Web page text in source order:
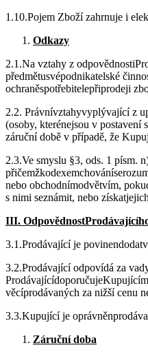
1.10.Pojem Zboží zahrnuje i
Odkazy
2.1.Na vztahy z
předmětusvépodnikatelské
ochraněspotřebitelepřiprodeji
2.2. Právnívztahyvyplývající z
(osoby, kterénejsou v
záruční době v případě, že
2.3.Ve smyslu §3, ods. 1 písm.
nebo obchodnímodvětvím,
s nimi seznámit, nebo
III.
3.1.Prodávající je
3.2.Prodávající odpovídá za
věcíprodávaných za nižší cenu
3.3.Kupující je
Záruční doba